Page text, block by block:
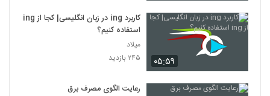
۰۵:۵۹
کاربرد ing در زبان انگلیسی| کجا از ing
استفاده کنیم؟
میلاد
۲۴۵ بازدید
رعایت الگوی مصرف برق